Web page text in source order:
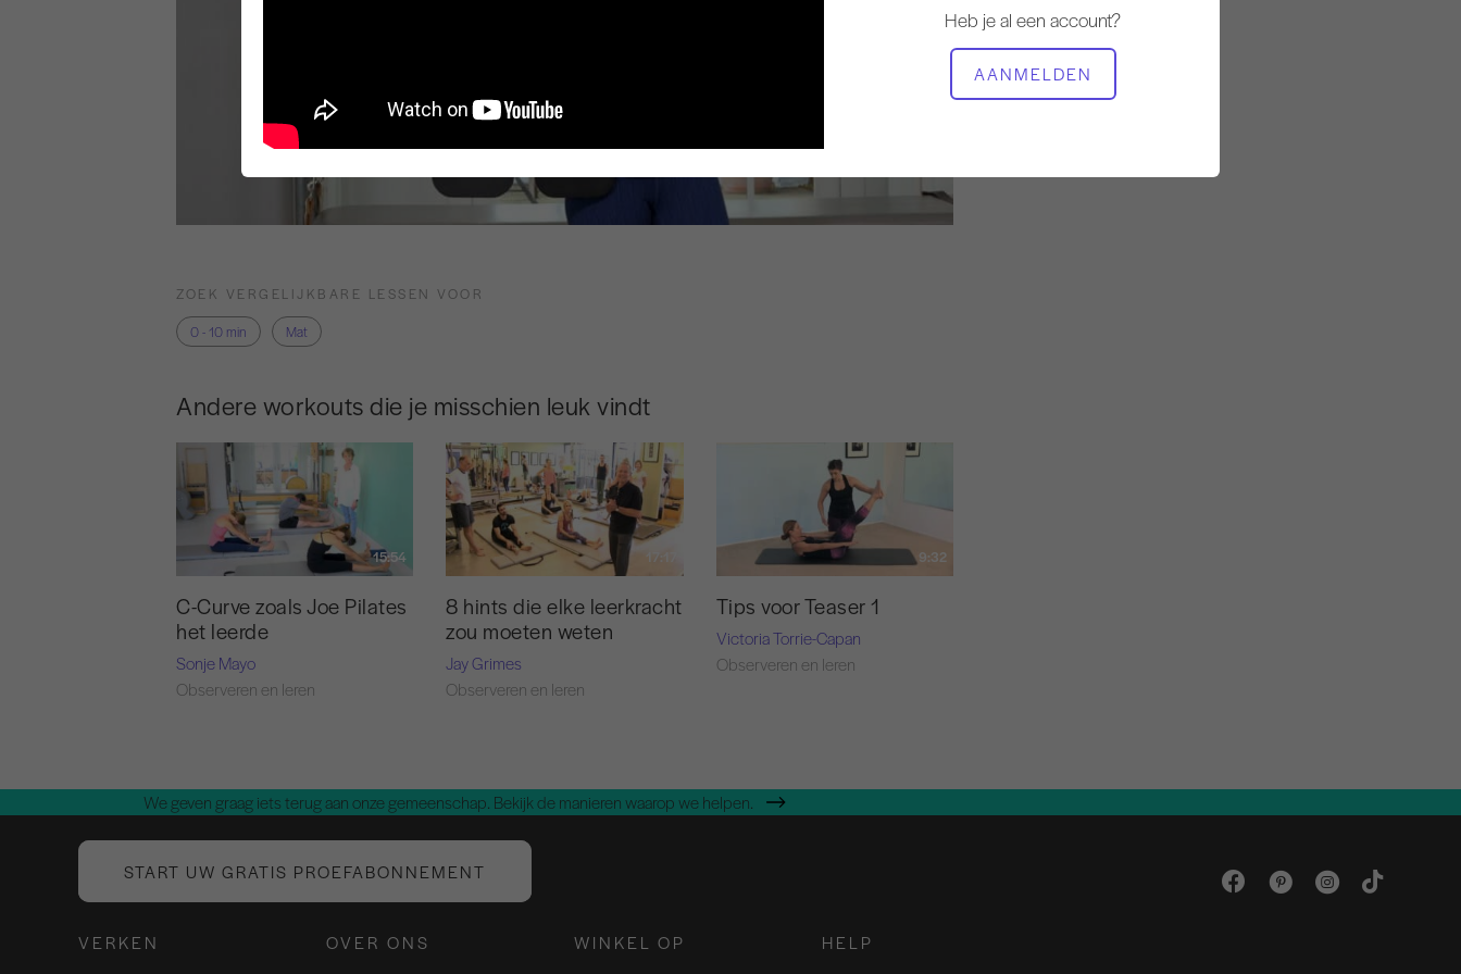
Heb je al een account?
AANMELDEN
BENODIGDE APPARATUUR
Mat
ZOEK VERGELIJKBARE LESSEN VOOR
0 - 10 min
Mat
Andere workouts die je misschien leuk vindt
15:54
C-Curve zoals Joe Pilates
het leerde
Sonje Mayo
Observeren en leren
17:17
8 hints die elke leerkracht
zou moeten weten
Jay Grimes
Observeren en leren
9:32
Tips voor Teaser 1
Victoria Torrie-Capan
Observeren en leren
We geven graag iets terug aan onze gemeenschap. Bekijk de manieren waarop we helpen.
START UW GRATIS PROEFABONNEMENT
VERKEN OVER ONS WINKEL OP HELP